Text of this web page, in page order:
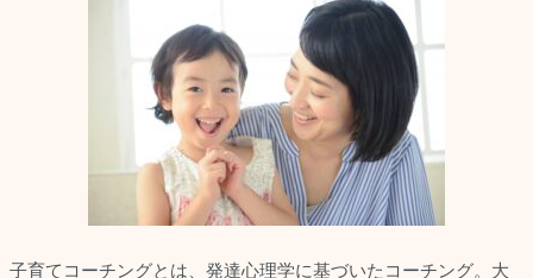
子育てコーチングとは、発達心理学に基づいたコーチング。大